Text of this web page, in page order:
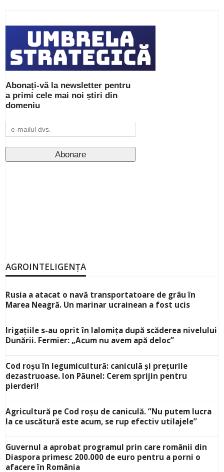
Abonați-vă la newsletter pentru
a primi cele mai noi știri din
domeniu
AGROINTELIGENȚA
Rusia a atacat o navă transportatoare de grâu în
Marea Neagră. Un marinar ucrainean a fost ucis
Irigațiile s-au oprit în Ialomița după scăderea nivelului
Dunării. Fermier: „Acum nu avem apă deloc”
Cod roșu în legumicultură: caniculă și prețurile
dezastruoase. Ion Păunel: Cerem sprijin pentru
pierderi!
Agricultură pe Cod roșu de caniculă. ”Nu putem lucra
la ce uscătură este acum, se rup efectiv utilajele”
Guvernul a aprobat programul prin care românii din
Diaspora primesc 200.000 de euro pentru a porni o
afacere în România